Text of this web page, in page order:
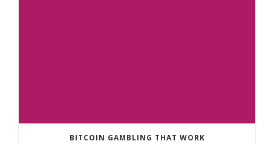
BITCOIN GAMBLING THAT WORK